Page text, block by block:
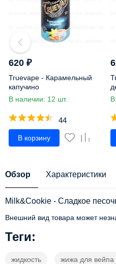
620 ₽
Truevape - Карамельный
капучино
В наличии: 12 шт.
44
В корзину
Обзор Характеристики
Milk&Cookie - Сладкое
Внешний вид товара может
Теги:
жидкость жижа для вейпа